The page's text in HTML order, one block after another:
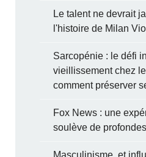
Le talent ne devrait
l'histoire de Milan
Sarcopénie : le défi
vieillissement chez
comment préserver
Fox News : une
soulève de